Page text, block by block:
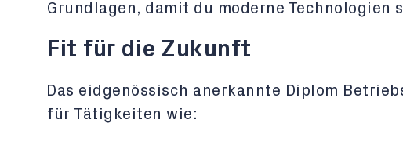
Grundlagen, damit du moderne
Fit für die Zukunft
Das eidgenössisch anerkannte Diplom
für Tätigkeiten wie: